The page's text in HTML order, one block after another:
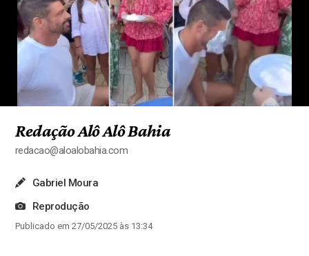
Redação Alô Alô Bahia
redacao@aloalobahia.com
Gabriel Moura
Reprodução
Publicado em 27/05/2025 às 13:34